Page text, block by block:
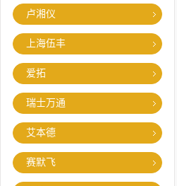
卢湘仪
上海伍丰
爱拓
瑞士万通
艾本德
赛默飞